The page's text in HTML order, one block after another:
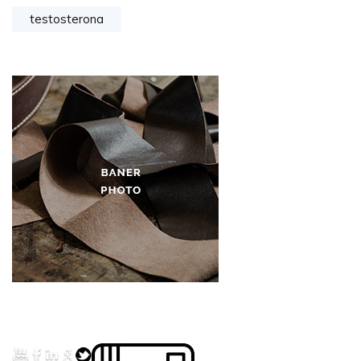
testosterona